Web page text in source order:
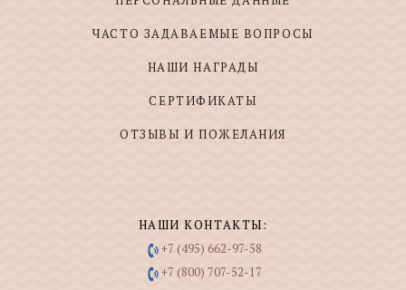
ЧАСТО ЗАДАВАЕМЫЕ ВОПРОСЫ
НАШИ НАГРАДЫ
СЕРТИФИКАТЫ
ОТЗЫВЫ И ПОЖЕЛАНИЯ
НАШИ КОНТАКТЫ:
+7 (495) 662-97-58
+7 (800) 707-52-17